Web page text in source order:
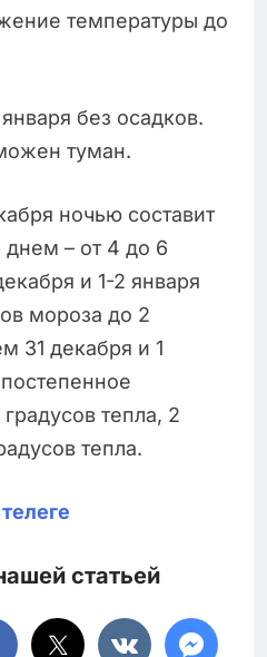
температуры до
без осадков.
туман.
ночью составит
днем – от 4 до 6
и 1-2 января
мороза до 2
31 декабря и 1
тепла, 2
тепла.
статьей